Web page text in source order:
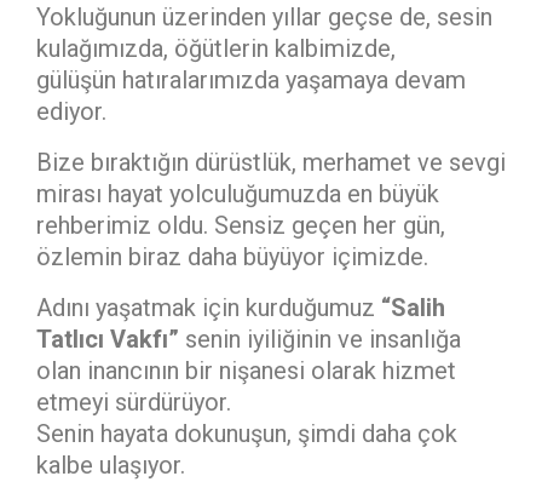
Yokluğunun üzerinden yıllar geçse de, sesin
kulağımızda, öğütlerin kalbimizde,
gülüşün hatıralarımızda yaşamaya devam
ediyor.
Bize bıraktığın dürüstlük, merhamet ve sevgi
mirası hayat yolculuğumuzda en büyük
rehberimiz oldu. Sensiz geçen her gün,
özlemin biraz daha büyüyor içimizde.
Adını yaşatmak için kurduğumuz “Salih
Tatlıcı Vakfı” senin iyiliğinin ve insanlığa
olan inancının bir nişanesi olarak hizmet
etmeyi sürdürüyor.
Senin hayata dokunuşun, şimdi daha çok
kalbe ulaşıyor.